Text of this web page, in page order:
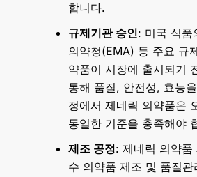
합니다.
규제기관 승인: 미국 식품
의약청(EMA) 등 주요 규
약품이 시장에 출시되기
통해 품질, 안전성, 효능
정에서 제네릭 의약품은
동일한 기준을 충족해야
제조 공정: 제네릭 의약품
수 의약품 제조 및 품질